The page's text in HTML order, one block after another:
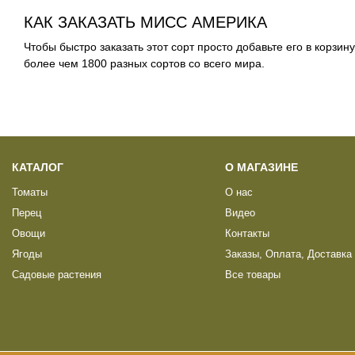
КАК ЗАКАЗАТЬ МИСС АМЕРИКА
Чтобы быстро заказать этот сорт просто добавьте его в
более чем 1800 разных сортов со всего мира.
КАТАЛОГ
Томаты
Перец
Овощи
Ягоды
Садовые растения
О МАГАЗИНЕ
О нас
Видео
Контакты
Заказы, Оплата, Доставка
Все товары